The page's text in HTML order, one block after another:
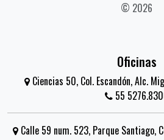
© 2026
Oficinas
Ciencias 50, Col. Escandón, Alc.
55
Calle 59 num. 523, Parque Santiago,